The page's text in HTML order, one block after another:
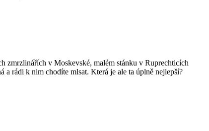
zmrzlinářích v Moskevské, malém stánku v Ruprechticích
rádi k nim chodíte mlsat. Která je ale ta úplně nejlepší?